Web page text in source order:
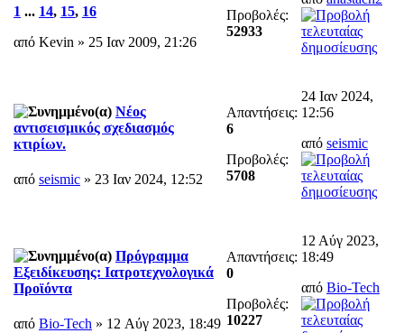
1 ... 14, 15, 16
από Kevin » 25 Ιαν 2009, 21:26
Προβολές:
52933
Νέος
αντισεισμικός σχεδιασμός
κτιρίων.
από seismic » 23 Ιαν 2024, 12:52
Απαντήσεις:
6
Προβολές:
5708
24 Ιαν 2024,
12:56
από seismic
Πρόγραμμα
Εξειδίκευσης: Ιατροτεχνολογικά
Προϊόντα
από Bio-Tech » 12 Αύγ 2023, 18:49
Απαντήσεις:
0
Προβολές:
10227
12 Αύγ 2023,
18:49
από Bio-Tech